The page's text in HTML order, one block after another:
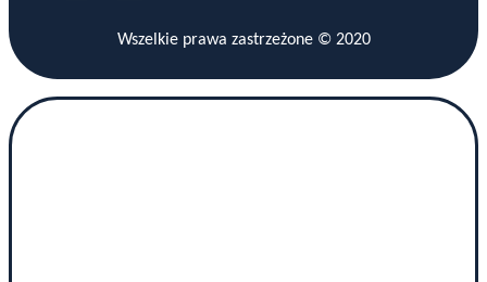
Wszelkie prawa zastrzeżone © 2020